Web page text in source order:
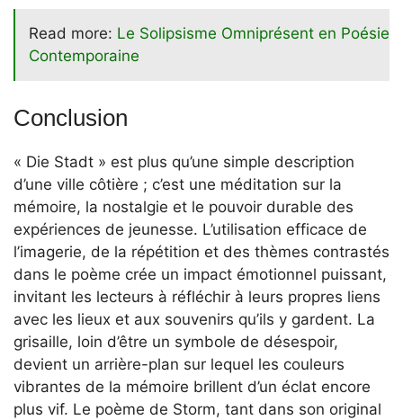
Read more: Le Solipsisme Omniprésent en Poésie
Contemporaine
Conclusion
« Die Stadt » est plus qu’une simple description
d’une ville côtière ; c’est une méditation sur la
mémoire, la nostalgie et le pouvoir durable des
expériences de jeunesse. L’utilisation efficace de
l’imagerie, de la répétition et des thèmes contrastés
dans le poème crée un impact émotionnel puissant,
invitant les lecteurs à réfléchir à leurs propres liens
avec les lieux et aux souvenirs qu’ils y gardent. La
grisaille, loin d’être un symbole de désespoir,
devient un arrière-plan sur lequel les couleurs
vibrantes de la mémoire brillent d’un éclat encore
plus vif. Le poème de Storm, tant dans son original